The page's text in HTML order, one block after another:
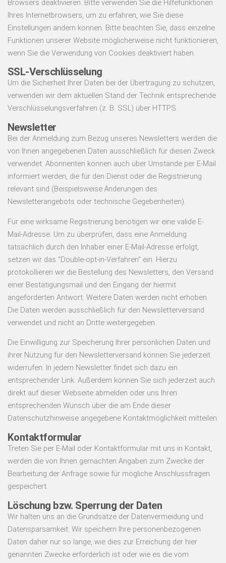
Browsers deaktivieren. Bitte verwenden Sie die Hilfefunktionen
Ihres Internetbrowsers, um zu erfahren, wie Sie diese
Einstellungen ändern können. Bitte beachten Sie, dass einzelne
Funktionen unserer Website möglicherweise nicht funktionieren,
wenn Sie die Verwendung von Cookies deaktiviert haben.
SSL-Verschlüsselung
Um die Sicherheit Ihrer Daten bei der Übertragung zu schützen,
verwenden wir dem aktuellen Stand der Technik entsprechende
Verschlüsselungsverfahren (z. B. SSL) über HTTPS.
Newsletter
Bei der Anmeldung zum Bezug unseres Newsletters werden die
von Ihnen angegebenen Daten ausschließlich für diesen Zweck
verwendet. Abonnenten können auch über Umstände per E-Mail
informiert werden, die für den Dienst oder die Registrierung
relevant sind (Beispielsweise Änderungen des
Newsletterangebots oder technische Gegebenheiten).
Für eine wirksame Registrierung benötigen wir eine valide E-
Mail-Adresse. Um zu überprüfen, dass eine Anmeldung
tatsächlich durch den Inhaber einer E-Mail-Adresse erfolgt,
setzen wir das "Double-opt-in-Verfahren" ein. Hierzu
protokollieren wir die Bestellung des Newsletters, den Versand
einer Bestätigungsmail und den Eingang der hiermit
angeforderten Antwort. Weitere Daten werden nicht erhoben.
Die Daten werden ausschließlich für den Newsletterversand
verwendet und nicht an Dritte weitergegeben.
Die Einwilligung zur Speicherung Ihrer persönlichen Daten und
ihrer Nutzung für den Newsletterversand können Sie jederzeit
widerrufen. In jedem Newsletter findet sich dazu ein
entsprechender Link. Außerdem können Sie sich jederzeit auch
direkt auf dieser Webseite abmelden oder uns Ihren
entsprechenden Wunsch über die am Ende dieser
Datenschutzhinweise angegebene Kontaktmöglichkeit mitteilen.
Kontaktformular
Treten Sie per E-Mail oder Kontaktformular mit uns in Kontakt,
werden die von Ihnen gemachten Angaben zum Zwecke der
Bearbeitung der Anfrage sowie für mögliche Anschlussfragen
gespeichert.
Löschung bzw. Sperrung der Daten
Wir halten uns an die Grundsätze der Datenvermeidung und
Datensparsamkeit. Wir speichern Ihre personenbezogenen
Daten daher nur so lange, wie dies zur Erreichung der hier
genannten Zwecke erforderlich ist oder wie es die vom